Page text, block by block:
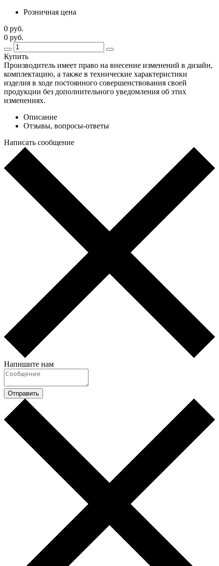
Розничная цена
0 руб.
0 руб.
Купить
Производитель имеет право на внесение изменений в дизайн,
комплектацию, а также в технические характеристики
изделия в ходе постоянного совершенствования своей
продукции без дополнительного уведомления об этих
изменениях.
Описание
Отзывы, вопросы-ответы
Написать сообщение
Напишите нам
Отправить